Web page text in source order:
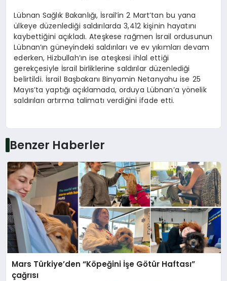
Lübnan Sağlık Bakanlığı, İsrail’in 2 Mart’tan bu yana
ülkeye düzenlediği saldırılarda 3,412 kişinin hayatını
kaybettiğini açıkladı. Ateşkese rağmen İsrail ordusunun
Lübnan’ın güneyindeki saldırıları ve ev yıkımları devam
ederken, Hizbullah’ın ise ateşkesi ihlal ettiği
gerekçesiyle İsrail birliklerine saldırılar düzenlediği
belirtildi. İsrail Başbakanı Binyamin Netanyahu ise 25
Mayıs’ta yaptığı açıklamada, orduya Lübnan’a yönelik
saldırıları artırma talimatı verdiğini ifade etti.
Benzer Haberler
Mars Türkiye’den “Köpeğini İşe Götür Haftası”
çağrısı